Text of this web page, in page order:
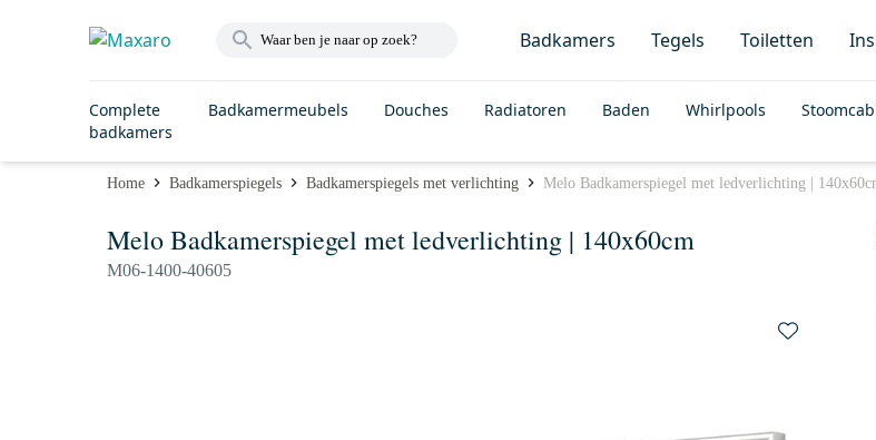
Badkamers Tegels Toiletten
Complete
badkamers
Badkamermeubels Douches Radiatoren Baden Whirlpools
Home Badkamerspiegels Badkamerspiegels met verlichting Melo Badkamerspiegel met ledverlichting |
Melo Badkamerspiegel met ledverlichting | 140x60cm
M06-1400-40605